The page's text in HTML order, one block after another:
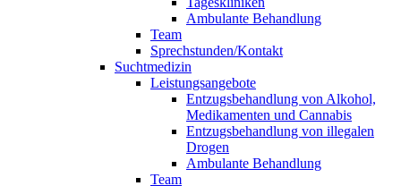
Ambulante Behandlung
Team
Sprechstunden/Kontakt
Suchtmedizin
Leistungsangebote
Entzugsbehandlung von Alkohol,
Medikamenten und Cannabis
Entzugsbehandlung von illegalen
Drogen
Ambulante Behandlung
Team